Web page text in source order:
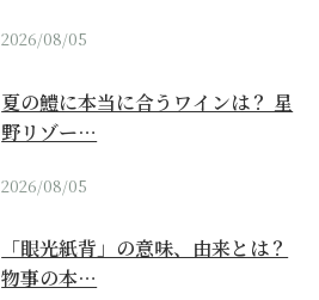
2026/08/05
夏の鱧に本当に合うワインは？ 星
野リゾー…
2026/08/05
「眼光紙背」の意味、由来とは？
物事の本…